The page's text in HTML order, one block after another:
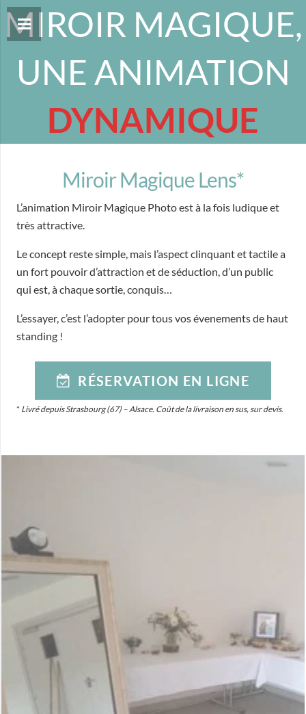
MIROIR MAGIQUE,
UNE ANIMATION
DYNAMIQUE
Miroir Magique Lens*
L’animation Miroir Magique Photo est à la fois ludique et
très attractive.
Le concept reste simple, mais l’aspect clinquant et tactile a
un fort pouvoir d’attraction et de séduction, d’un public
qui est, à chaque sortie, conquis…
L’essayer, c’est l’adopter pour tous vos évenements de haut
standing !
RÉSERVATION EN LIGNE
* Livré depuis Strasbourg (67) – Alsace. Coût de la livraison en sus, sur devis.